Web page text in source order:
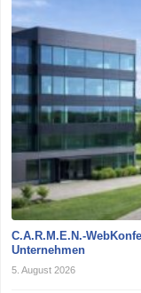
C.A.R.M.E.N.-
Unternehmen
5. August 2026